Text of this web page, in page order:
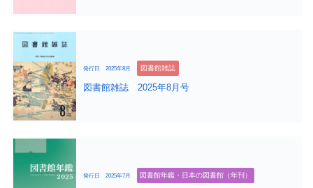
発行日 2025年8月 図書館雑誌
図書館雑誌 2025年8月号
発行日 2025年7月 図書館年鑑・日本の図書館（年刊）